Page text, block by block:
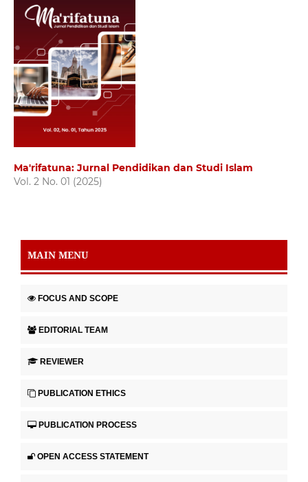
Ma'rifatuna: Jurnal Pendidikan dan Studi Islam
Vol. 2 No. 01 (2025)
MAIN MENU
FOCUS AND SCOPE
EDITORIAL TEAM
REVIEWER
PUBLICATION ETHICS
PUBLICATION PROCESS
OPEN ACCESS STATEMENT